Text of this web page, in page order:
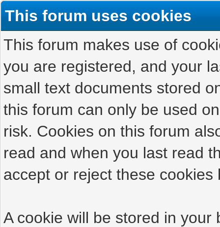
This forum uses cookies
This forum makes use of
you are registered, and your
small text documents stored
this forum can only be used
risk. Cookies on this forum
read and when you last read
accept or reject these cookies
A cookie will be stored in